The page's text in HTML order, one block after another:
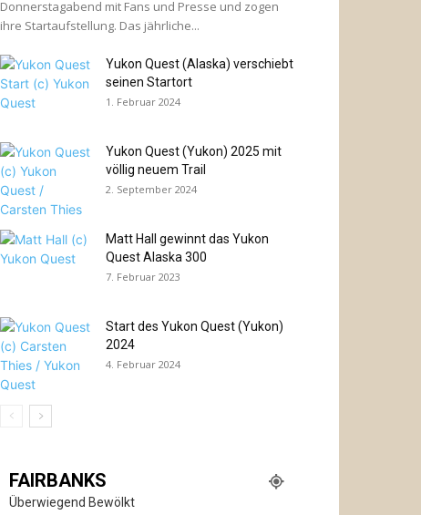
Donnerstagabend mit Fans und Presse und zogen
ihre Startaufstellung. Das jährliche...
Yukon Quest (Alaska) verschiebt
seinen Startort
1. Februar 2024
Yukon Quest (Yukon) 2025 mit
völlig neuem Trail
2. September 2024
Matt Hall gewinnt das Yukon
Quest Alaska 300
7. Februar 2023
Start des Yukon Quest (Yukon)
2024
4. Februar 2024
FAIRBANKS
Überwiegend Bewölkt